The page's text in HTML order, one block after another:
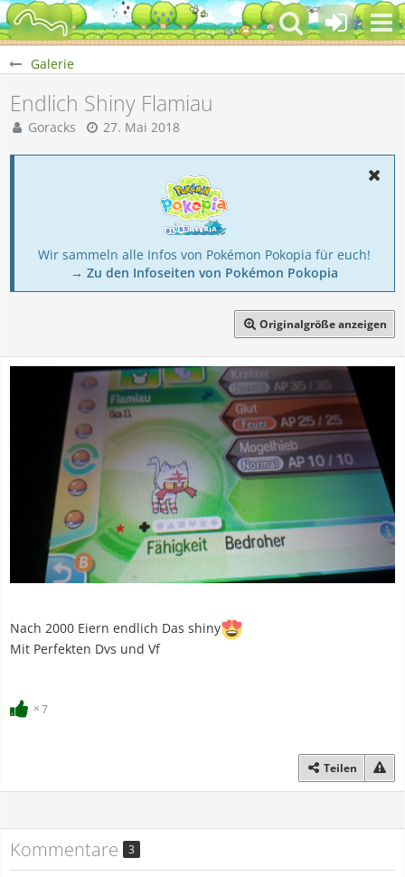
Galerie
Endlich Shiny Flamiau
Goracks 27. Mai 2018
Wir sammeln alle Infos von Pokémon Pokopia für euch!
→ Zu den Infoseiten von Pokémon Pokopia
Originalgröße anzeigen
Nach 2000 Eiern endlich Das shiny
Mit Perfekten Dvs und Vf
7
Teilen
Kommentare 3